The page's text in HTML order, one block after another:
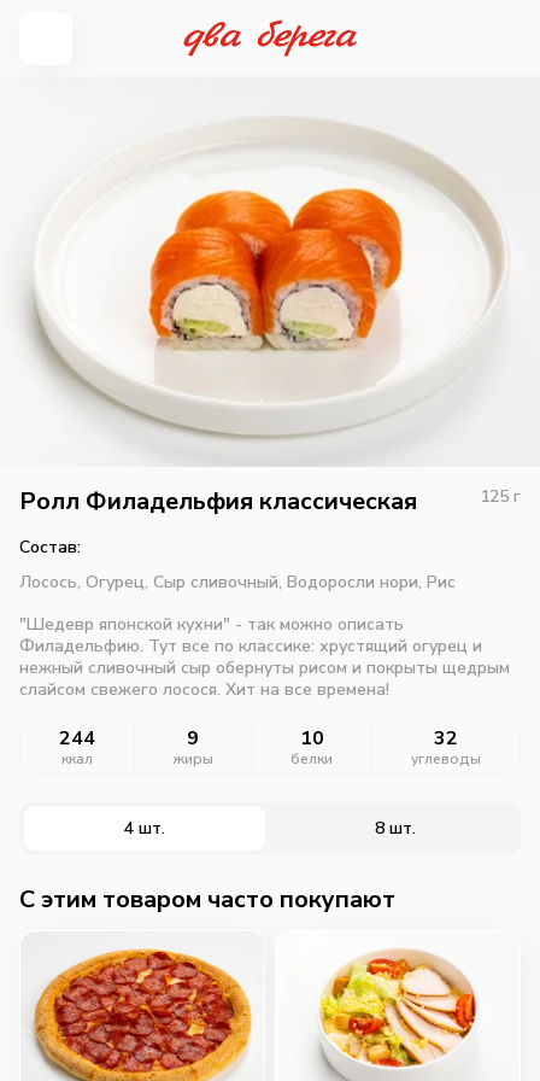
Ролл Филадельфия классическая 125 г
Состав:
Лосось, Огурец, Сыр сливочный, Водоросли нори, Рис
"Шедевр японской кухни" - так можно описать
Филадельфию. Тут все по классике: хрустящий огурец и
нежный сливочный сыр обернуты рисом и покрыты щедрым
слайсом свежего лосося. Хит на все времена!
244
ккал
9
жиры
10
белки
32
углеводы
4 шт. 8 шт.
C этим товаром часто покупают